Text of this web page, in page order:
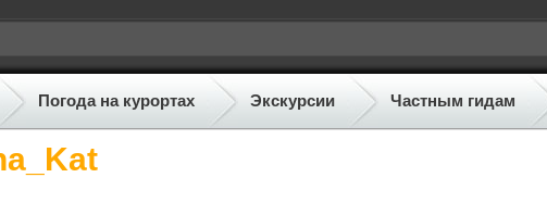
Погода на курортах Экскурсии Частным гидам